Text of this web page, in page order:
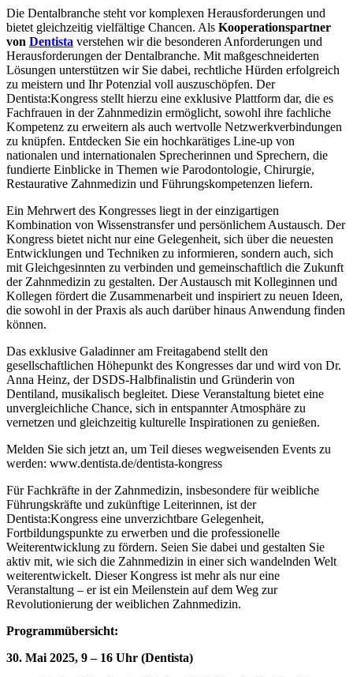
Die Dentalbranche steht vor komplexen Herausforderungen und
bietet gleichzeitig vielfältige Chancen. Als Kooperationspartner
von Dentista verstehen wir die besonderen Anforderungen und
Herausforderungen der Dentalbranche. Mit maßgeschneiderten
Lösungen unterstützen wir Sie dabei, rechtliche Hürden erfolgreich
zu meistern und Ihr Potenzial voll auszuschöpfen. Der
Dentista:Kongress stellt hierzu eine exklusive Plattform dar, die es
Fachfrauen in der Zahnmedizin ermöglicht, sowohl ihre fachliche
Kompetenz zu erweitern als auch wertvolle Netzwerkverbindungen
zu knüpfen. Entdecken Sie ein hochkarätiges Line-up von
nationalen und internationalen Sprecherinnen und Sprechern, die
fundierte Einblicke in Themen wie Parodontologie, Chirurgie,
Restaurative Zahnmedizin und Führungskompetenzen liefern.
Ein Mehrwert des Kongresses liegt in der einzigartigen
Kombination von Wissenstransfer und persönlichem Austausch. Der
Kongress bietet nicht nur eine Gelegenheit, sich über die neuesten
Entwicklungen und Techniken zu informieren, sondern auch, sich
mit Gleichgesinnten zu verbinden und gemeinschaftlich die Zukunft
der Zahnmedizin zu gestalten. Der Austausch mit Kolleginnen und
Kollegen fördert die Zusammenarbeit und inspiriert zu neuen Ideen,
die sowohl in der Praxis als auch darüber hinaus Anwendung finden
können.
Das exklusive Galadinner am Freitagabend stellt den
gesellschaftlichen Höhepunkt des Kongresses dar und wird von Dr.
Anna Heinz, der DSDS-Halbfinalistin und Gründerin von
Dentiland, musikalisch begleitet. Diese Veranstaltung bietet eine
unvergleichliche Chance, sich in entspannter Atmosphäre zu
vernetzen und gleichzeitig kulturelle Inspirationen zu genießen.
Melden Sie sich jetzt an, um Teil dieses wegweisenden Events zu
werden: www.dentista.de/dentista-kongress
Für Fachkräfte in der Zahnmedizin, insbesondere für weibliche
Führungskräfte und zukünftige Leiterinnen, ist der
Dentista:Kongress eine unverzichtbare Gelegenheit,
Fortbildungspunkte zu erwerben und die professionelle
Weiterentwicklung zu fördern. Seien Sie dabei und gestalten Sie
aktiv mit, wie sich die Zahnmedizin in einer sich wandelnden Welt
weiterentwickelt. Dieser Kongress ist mehr als nur eine
Veranstaltung – er ist ein Meilenstein auf dem Weg zur
Revolutionierung der weiblichen Zahnmedizin.
Programmübersicht:
30. Mai 2025, 9 – 16 Uhr (Dentista)